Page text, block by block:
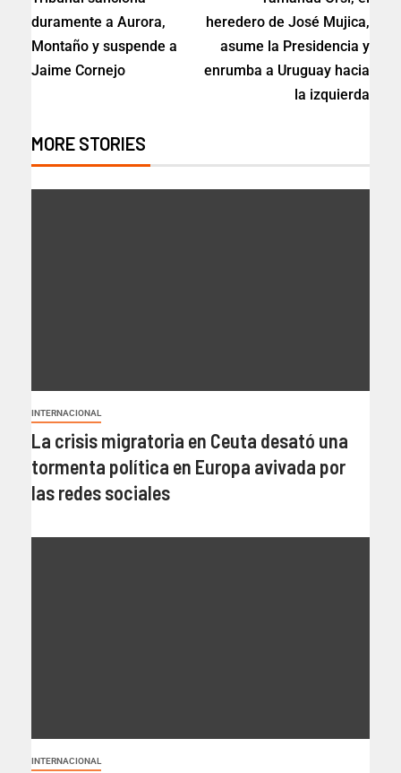
duramente a Aurora,
Montaño y suspende a
Jaime Cornejo
heredero de José Mujica,
asume la Presidencia y
enrumba a Uruguay hacia
la izquierda
MORE STORIES
INTERNACIONAL
La crisis migratoria en Ceuta desató una
tormenta política en Europa avivada por
las redes sociales
INTERNACIONAL